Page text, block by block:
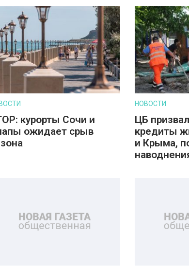
курорты Сочи и
ожидает срыв
НОВОСТИ
ЦБ
кредиты
и Крыма,